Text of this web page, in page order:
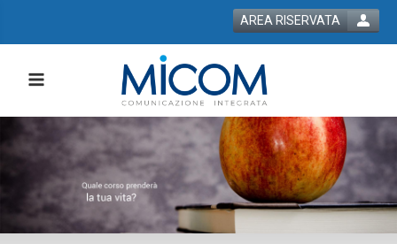
bla
AREA RISERVATA